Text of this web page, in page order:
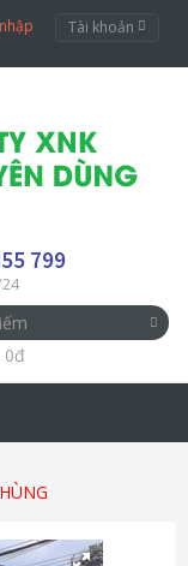
Tài khoản
799
0đ